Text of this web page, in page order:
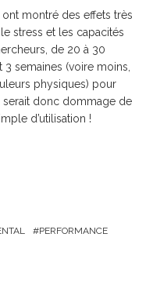
montré des effets très
stress et les capacités
de 20 à 30
semaines (voire moins,
physiques) pour
serait donc dommage de
d’utilisation !
PERFORMANCE